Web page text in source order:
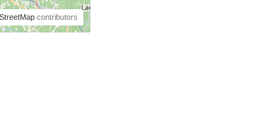
contributors